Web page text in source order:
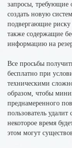
запросы, требующие
создать новую
подвергающие риску
также содержащие
информацию на
Все просьбы
бесплатно при
техническими
образом, чтобы
преднамеренного
пользователь
некоторое время
этом могут